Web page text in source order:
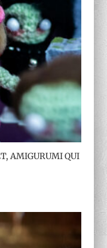
AMIGURUMI QUI